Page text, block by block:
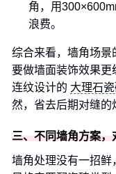
角，用
浪费。
综合来看，墙角场景
要做墙面装饰效果更
连纹设计的 大理石
然，省去后期对缝的
三、不同墙角方案，
墙角处理没有一招鲜